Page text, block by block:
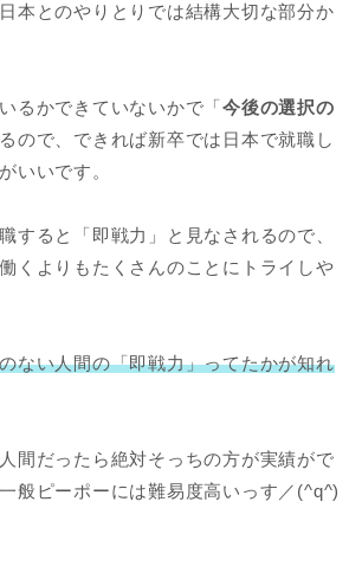
本とのやりとりでは結構大切な部分か
るかできていないかで「今後の選択の
ので、できれば新卒では日本で就職し
いいです。
すると「即戦力」と見なされるので、
くよりもたくさんのことにトライしや
ない人間の「即戦力」ってたかが知れ
間だったら絶対そっちの方が実績がで
般ピーポーには難易度高いっす／(^q^)